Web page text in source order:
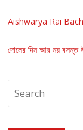
Aishwarya Rai
দোলের দিন আর নয় বসন্ত